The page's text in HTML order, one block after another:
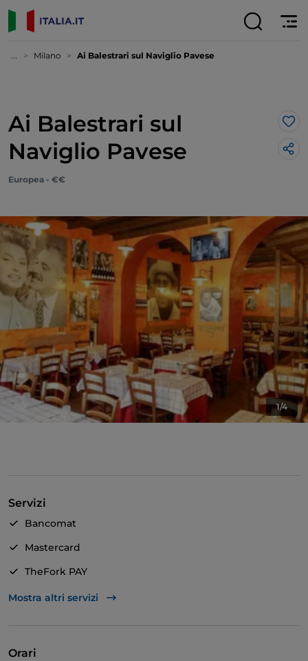
... Milano Ai Balestrari sul Naviglio Pavese
Ai Balestrari sul
Naviglio Pavese
Europea - €€
1/4
Servizi
Bancomat
Mastercard
TheFork PAY
Unionpay via TheFork PAY
Mostra altri servizi
Orari